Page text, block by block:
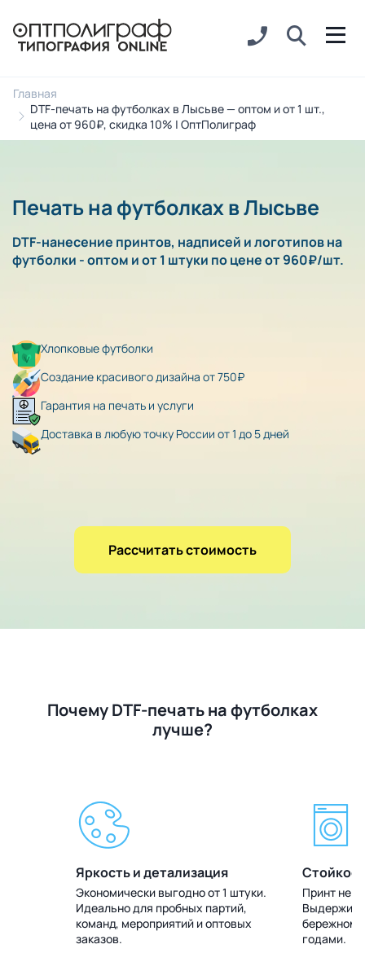
Главная
DTF-печать на футболках в Лысьве — оптом и от 1 шт.,
цена от 960₽, скидка 10% | ОптПолиграф
Печать на футболках в Лысьве
DTF-нанесение принтов, надписей и логотипов на
футболки - оптом и от 1 штуки по цене от 960₽/шт.
Хлопковые футболки
Создание красивого дизайна от 750₽
Гарантия на печать и услуги
Доставка в любую точку России от 1 до 5 дней
Рассчитать стоимость
Почему DTF-печать на футболках
лучше?
Яркость и детализация
Экономически выгодно от 1 штуки.
Идеально для пробных партий,
команд, мероприятий и оптовых
заказов.
Принт не
бережном
годами.